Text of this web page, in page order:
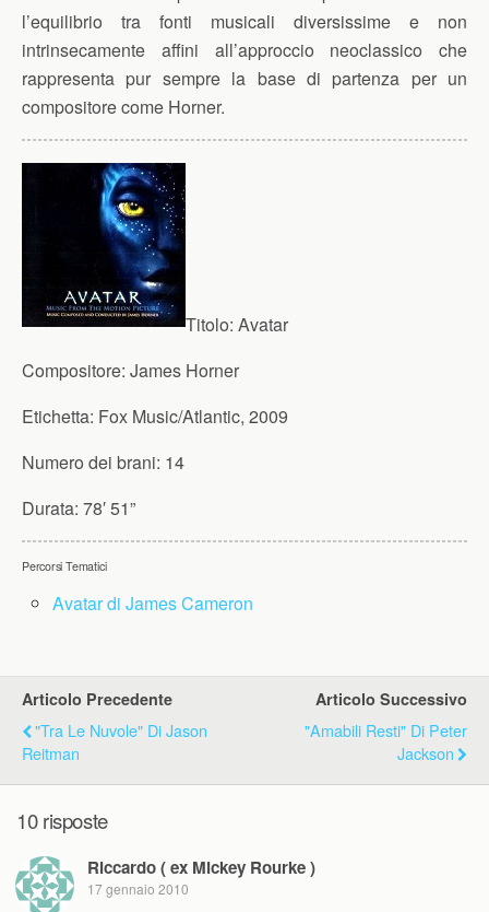
l’equilibrio tra fonti musicali diversissime e non
intrinsecamente affini all’approccio neoclassico che
rappresenta pur sempre la base di partenza per un
compositore come Horner.
Titolo: Avatar
Compositore: James Horner
Etichetta: Fox Music/Atlantic, 2009
Numero dei brani: 14
Durata: 78′ 51”
Percorsi Tematici
Avatar di James Cameron
Articolo Precedente
"Tra Le Nuvole" Di Jason
Reitman
Articolo Successivo
"Amabili Resti" Di Peter
Jackson
10 risposte
Riccardo ( ex Mickey Rourke )
17 gennaio 2010